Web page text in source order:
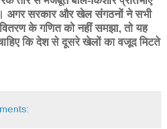
अगर सरकार और खेल संगठनों ने सभी
के गणित को नहीं समझा, तो यह
कि देश से दूसरे खेलों का वजूद मिटते